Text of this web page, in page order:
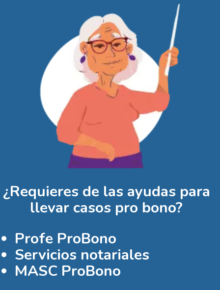
¿Requieres de las ayudas para
llevar casos pro bono?
Profe ProBono
Servicios notariales
MASC ProBono